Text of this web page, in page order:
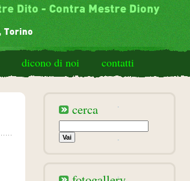
dicono di noi contatti
cerca